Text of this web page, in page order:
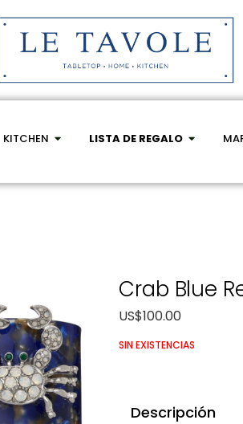
KITCHEN LISTA DE REGALO
Crab Blue
US$100.00
SIN EXISTENCIAS
Descripción